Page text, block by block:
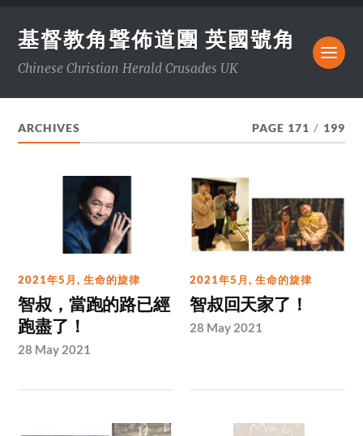
基督教角聲佈道團 英國號角
Chinese Christian Herald Crusades UK
ARCHIVES PAGE 171 / 199
2021年5月,生命的旋律
智叔，當跑的路已經
跑盡了！
28 May 2021
2021年5月,生命的旋律
智叔回天家了！
28 May 2021